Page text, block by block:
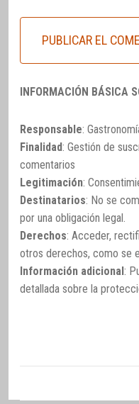
INFORMACIÓN BÁSICA
Responsable:
Finalidad: Gestión de
comentarios
Legitimación:
Destinatarios: No se
por una obligación legal.
Derechos: Acceder,
otros derechos, como se
Información adicional:
detallada sobre la